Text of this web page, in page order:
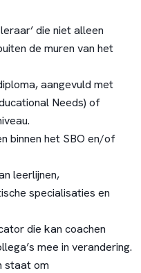
die niet alleen
de muren van het
aangevuld met
Needs) of
binnen het SBO en/of
leerlijnen,
specialisaties en
die kan coachen
mee in verandering.
staat om